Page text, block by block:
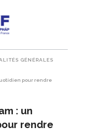
GÉNÉRALES
pour rendre
: un
rendre